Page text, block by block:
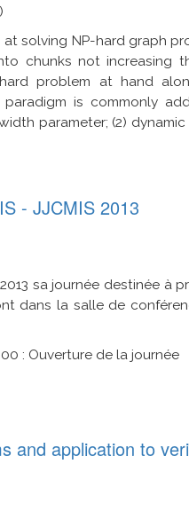
solving NP-hard graph
chunks not increasing
problem at hand
is commonly
parameter; (2) dynamic
- JJCMIS 2013
sa journée destinée à
dans la salle de
: Ouverture de la journée
and application to